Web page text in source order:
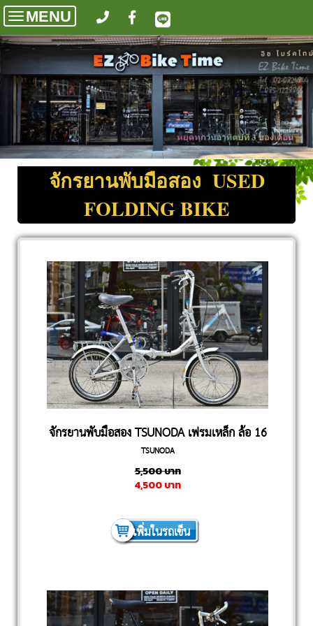
Toggle
navigation
MENU
จักรยานพับมือสอง USED
FOLDING BIKE
จักรยานพับมือสอง TSUNODA เฟรมเหล็ก ล้อ 16
นิ้ว
TSUNODA
5,500บาท
4,500บาท
เพิ่มในรถเข็น